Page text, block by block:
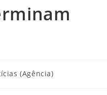
(Agência)